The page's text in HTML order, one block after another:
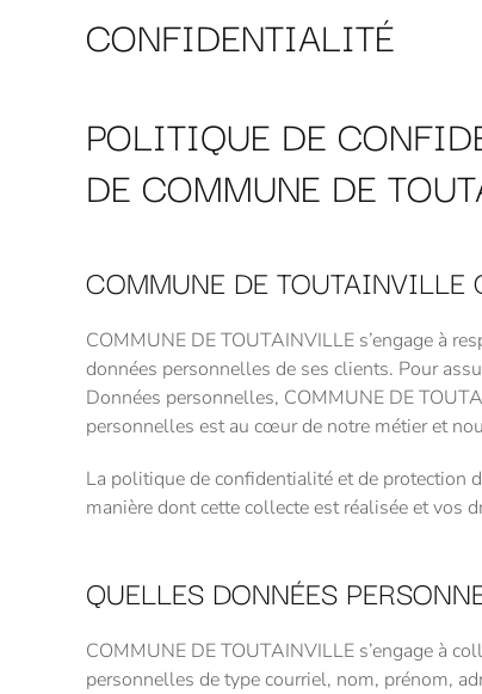
CONFIDENTIALITÉ
POLITIQUE DE
DE COMMUNE DE
COMMUNE DE TOUTAINVILLE
COMMUNE DE TOUTAINVILLE s’engage à
données personnelles de ses clients. Pour
Données personnelles, COMMUNE DE
personnelles est au cœur de notre métier et
La politique de confidentialité et de protection
manière dont cette collecte est réalisée et vos
QUELLES DONNÉES
COMMUNE DE TOUTAINVILLE s’engage à
personnelles de type courriel, nom, prénom,